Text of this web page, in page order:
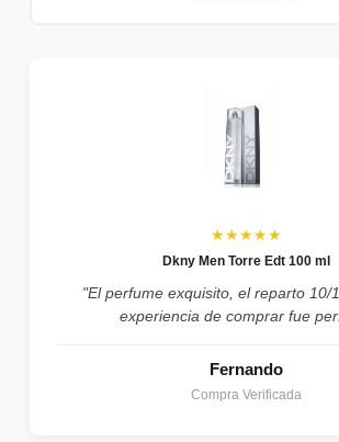
★★★★★
Dkny Men Torre Edt 100 ml
"El perfume exquisito, el reparto 10/
experiencia de comprar fue
Fernando
Compra Verificada